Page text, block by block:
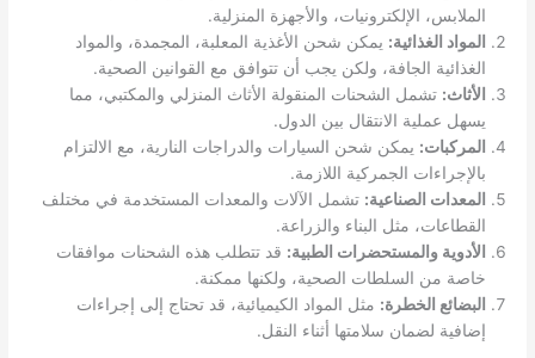
الملابس، الإلكترونيات، والأجهزة المنزلية.
المواد الغذائية: يمكن شحن الأغذية المعلبة، المجمدة، والمواد
الغذائية الجافة، ولكن يجب أن تتوافق مع القوانين الصحية.
الأثاث: تشمل الشحنات المنقولة الأثاث المنزلي والمكتبي، مما
يسهل عملية الانتقال بين الدول.
المركبات: يمكن شحن السيارات والدراجات النارية، مع الالتزام
بالإجراءات الجمركية اللازمة.
المعدات الصناعية: تشمل الآلات والمعدات المستخدمة في مختلف
القطاعات، مثل البناء والزراعة.
الأدوية والمستحضرات الطبية: قد تتطلب هذه الشحنات موافقات
خاصة من السلطات الصحية، ولكنها ممكنة.
البضائع الخطرة: مثل المواد الكيميائية، قد تحتاج إلى إجراءات
إضافية لضمان سلامتها أثناء النقل.